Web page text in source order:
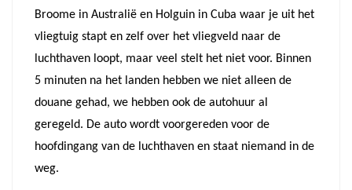
Broome in Australië en Holguin in Cuba waar je uit het
vliegtuig stapt en zelf over het vliegveld naar de
luchthaven loopt, maar veel stelt het niet voor. Binnen
5 minuten na het landen hebben we niet alleen de
douane gehad, we hebben ook de autohuur al
geregeld. De auto wordt voorgereden voor de
hoofdingang van de luchthaven en staat niemand in de
weg.